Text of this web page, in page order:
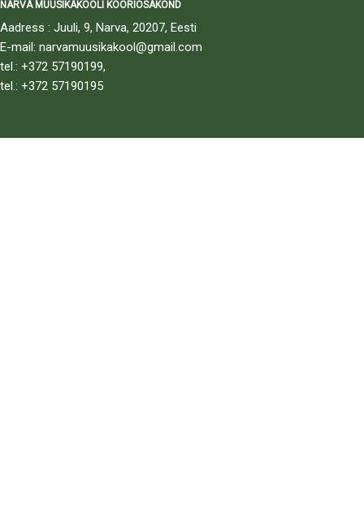
NARVA MUUSIKAKOOLI KOORIOSAKOND
Aadress : Juuli, 9, Narva, 20207, Eesti
E-mail: narvamuusikakool@gmail.com
tel.: +372 57190199,
tel.: +372 57190195